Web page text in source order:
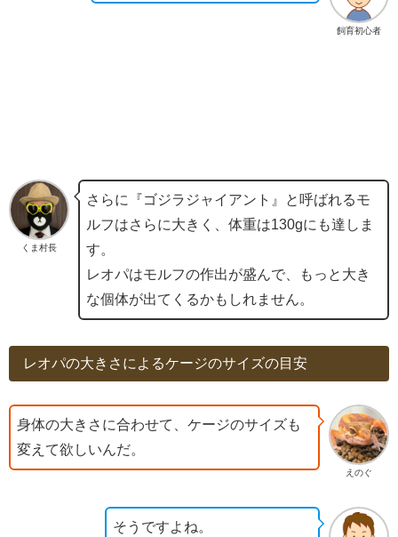
飼育初心者
くま村長
さらに『ゴジラジャイアント』と呼ばれるモ
ルフはさらに大きく、体重は130gにも達しま
す。
レオパはモルフの作出が盛んで、もっと大き
な個体が出てくるかもしれません。
レオパの大きさによるケージのサイズの目安
えのぐ
身体の大きさに合わせて、ケージのサイズも
変えて欲しいんだ。
そうですよね。